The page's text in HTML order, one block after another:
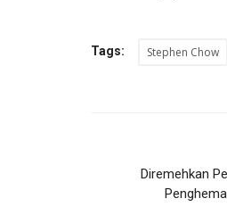
Tags: Stephen Chow
Diremehkan